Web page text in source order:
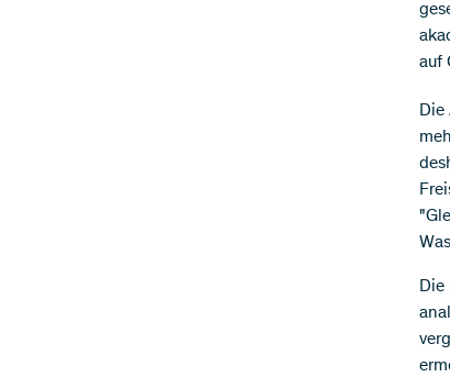
auf
Die
Die